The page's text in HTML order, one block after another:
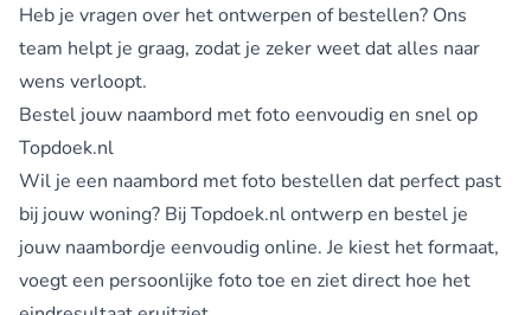
Heb je vragen over het ontwerpen of bestellen? Ons
team helpt je graag, zodat je zeker weet dat alles naar
wens verloopt.
Bestel jouw naambord met foto eenvoudig en snel op
Topdoek.nl
Wil je een naambord met foto bestellen dat perfect past
bij jouw woning? Bij Topdoek.nl ontwerp en bestel je
jouw naambordje eenvoudig online. Je kiest het formaat,
voegt een persoonlijke foto toe en ziet direct hoe het